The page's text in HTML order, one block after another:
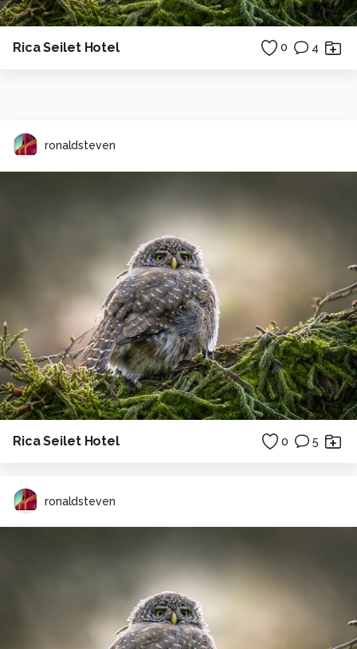
Rica Seilet Hotel 0 4
ronaldsteven
Rica Seilet Hotel 0 5
ronaldsteven